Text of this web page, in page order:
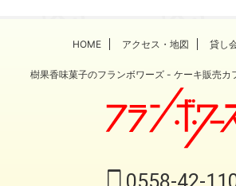
HOME アクセス・地図 貸し
樹果香味菓子のフランボワーズ - ケーキ販売カ